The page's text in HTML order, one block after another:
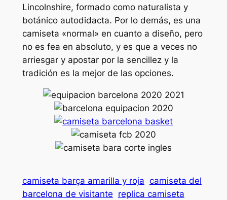
Lincolnshire, formado como naturalista y
botánico autodidacta. Por lo demás, es una
camiseta «normal» en cuanto a diseño, pero
no es fea en absoluto, y es que a veces no
arriesgar y apostar por la sencillez y la
tradición es la mejor de las opciones.
camiseta barça amarilla y roja camiseta del
barcelona de visitante replica camiseta